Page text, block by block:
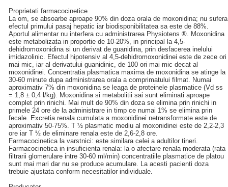
Proprietati farmacocinetice
La om, se absoarbe aproape 90% din doza orala de moxonidina; nu sufera
efectul primului pasaj hepatic iar biodisponibilitatea sa este de 88%.
Aportul alimentar nu interfera cu administrarea Physiotens ®. Moxonidina
este metabolizata in proportie de 10-20%, in principal la 4,5-
dehidromoxonidina si un derivat de guanidina, prin desfacerea inelului
imidazolinic. Efectul hipotensiv al 4,5-dehidromoxonidinei este de zece ori
mai mic, iar al derivatului guanidinic, de 100 ori mai mic decat al
moxonidinei. Concentratia plasmatica maxima de moxonidina se atinge la
30-60 minute dupa administrarea orala a comprimatului filmat. Numai
aproximativ 7% din moxonidina se leaga de proteinele plasmatice (Vd ss
= 1,8 ± 0,4 l/kg). Moxonidina si metabolitii sai sunt eliminati aproape
complet prin rinichi. Mai mult de 90% din doza se elimina prin rinichi in
primele 24 ore de la administrare in timp ce numai 1% se elimina prin
fecale. Excretia renala cumulata a moxonidinei netransformate este de
aproximativ 50-75%. T ½ plasmatic mediu al moxonidinei este de 2,2-2,3
ore iar T ½ de eliminare renala este de 2,6-2,8 ore.
Farmacocinetica la varstnici: este similara celei a adultilor tineri.
Farmacocinetica in insuficienta renala: la o afectare renala moderata (rata
filtrarii glomerulare intre 30-60 ml/min) concentratiile plasmatice de platou
sunt mai mari dar nu se produce acumulare. La acesti pacienti doza
trebuie ajustata conform necesitatilor individuale.